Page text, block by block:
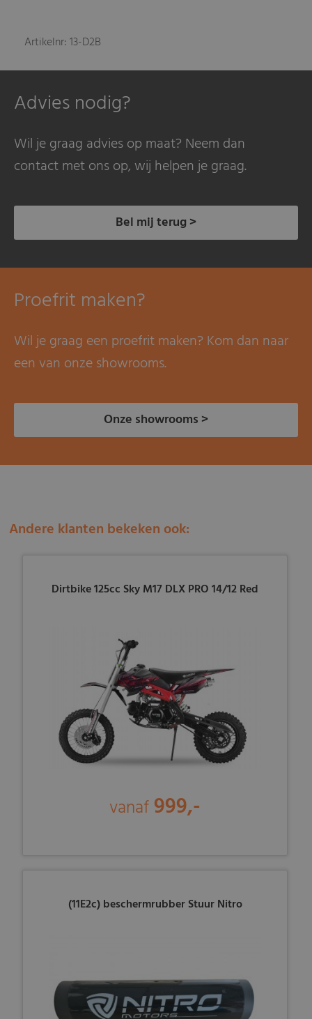
Artikelnr: 13-D2B
Advies nodig?
Wil je graag advies op maat? Neem dan
contact met ons op, wij helpen je graag.
Bel mij terug >
Proefrit maken?
Wil je graag een proefrit maken? Kom dan naar
een van onze showrooms.
Onze showrooms >
Andere klanten bekeken ook:
Dirtbike 125cc Sky M17 DLX PRO 14/12 Red
vanaf 999,-
(11E2c) beschermrubber Stuur Nitro